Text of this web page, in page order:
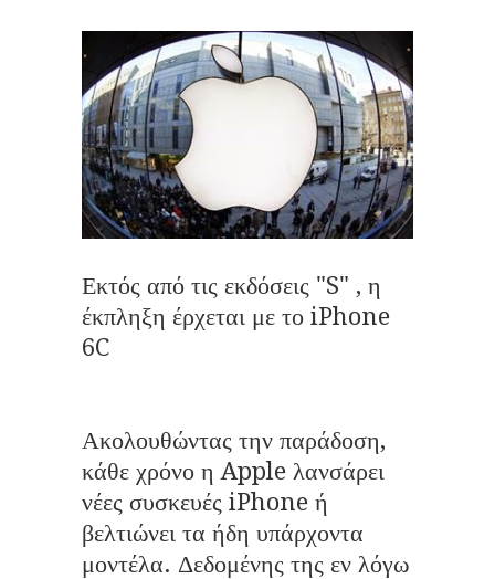
Εκτός από τις εκδόσεις "S" , η
έκπληξη έρχεται με το iPhone
6C
Ακολουθώντας την παράδοση,
κάθε χρόνο η Apple λανσάρει
νέες συσκευές iPhone ή
βελτιώνει τα ήδη υπάρχοντα
μοντέλα. Δεδομένης της εν λόγω